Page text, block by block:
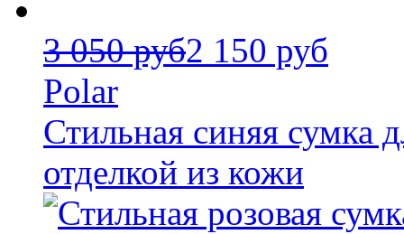
3 050 руб2 150 руб
Polar
Стильная синяя сумка
отделкой из кожи